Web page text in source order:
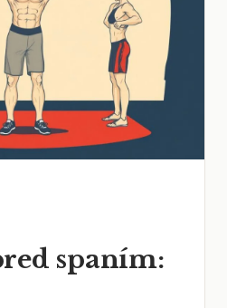
spaním: